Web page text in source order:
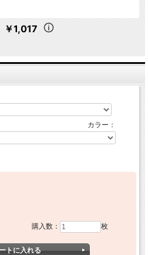
￥1,017
カラー：
購入数： 枚